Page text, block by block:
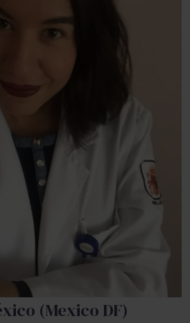
(Mexico DF)